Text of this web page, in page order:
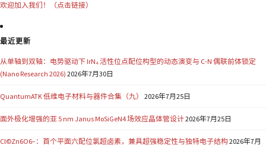
欢迎加入我们！（点击链接）
最近更新
从单轴到双轴：电势驱动下 IrN₄ 活性位点配位构型的动态演变与 C-N 偶联前体锁定
(Nano Research 2026) 2026年7月30日
QuantumATK 低维电子材料与器件合集（九） 2026年7月25日
面外极化增强的亚 5 nm Janus MoSiGeN4 场效应晶体管设计2026年7月25日
Cl©Zn6O6−：首个平面六配位氯超卤素，兼具超强稳定性与独特电子结构2026年7月